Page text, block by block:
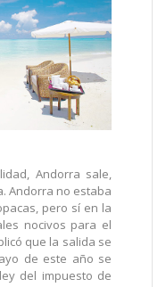
Andorra sale,
Andorra no estaba
pero sí en la
nocivos para el
que la salida se
de este año se
del impuesto de